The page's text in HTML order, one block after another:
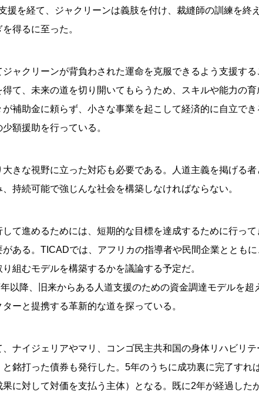
援を経て、ジャクリーンは義肢を付け、裁縫師の訓練を
得るに至った。
ジャクリーンが背負わされた運命を克服できるよう支援す
得て、未来の道を切り開いてもらうため、スキルや能力の
が補助金に頼らず、小さな事業を起こして経済的に自立で
額援助を行っている。
大きな視野に立った対応も必要である。人道主義を掲げる
持続可能で強じんな社会を構築しなければならない。
して進めるためには、短期的な目標を達成するために行っ
がある。TICADでは、アフリカの指導者や民間企業ととも
り組むモデルを構築するかを議論する予定だ。
以降、旧来からある人道支援のための資金調達モデルを
ーと提携する革新的な道を探っている。
、ナイジェリアやマリ、コンゴ民主共和国の身体リハビリ
と銘打った債券も発行した。5年のうちに成功裏に完了す
果に対して対価を支払う主体）となる。既に2年が経過し